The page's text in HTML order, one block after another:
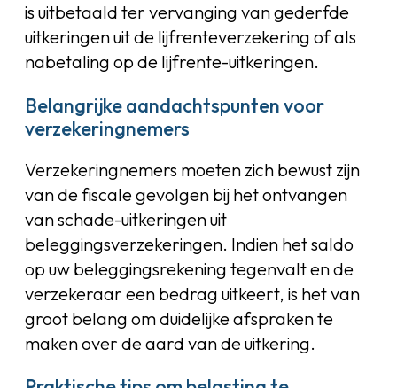
is uitbetaald ter vervanging van gederfde
uitkeringen uit de lijfrenteverzekering of als
nabetaling op de lijfrente-uitkeringen.
Belangrijke aandachtspunten voor
verzekeringnemers
Verzekeringnemers moeten zich bewust zijn
van de fiscale gevolgen bij het ontvangen
van schade-uitkeringen uit
beleggingsverzekeringen. Indien het saldo
op uw beleggingsrekening tegenvalt en de
verzekeraar een bedrag uitkeert, is het van
groot belang om duidelijke afspraken te
maken over de aard van de uitkering.